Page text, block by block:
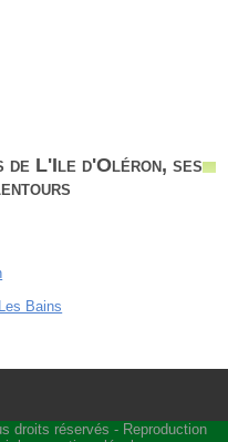
de L'Ile d'Oléron, ses
Bains
droits réservés - Reproduction